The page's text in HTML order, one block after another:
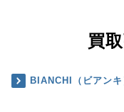
買
BIANCHI（ビアンキ